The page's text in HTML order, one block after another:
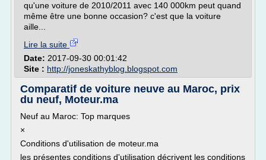
qu'une voiture de 2010/2011 avec 140 000km peut quand
même être une bonne occasion? c'est que la voiture
aille...
Lire la suite
Date: 2017-09-30 00:01:42
Site : http://joneskathyblog.blogspot.com
Comparatif de voiture neuve au Maroc, prix
du neuf, Moteur.ma
Neuf au Maroc: Top marques
×
Conditions d'utilisation de moteur.ma
les présentes conditions d'utilisation décrivent les conditions